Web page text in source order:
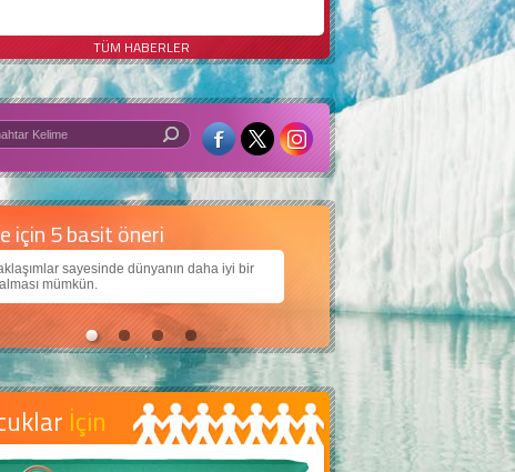
TÜM HABERLER
iyi bir dünya için yapay zekâ
daha güzel bir dünya bırakabilmek için
nasıl yararlanırız?
İçin